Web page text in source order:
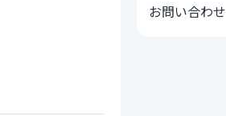
お問い合わせ